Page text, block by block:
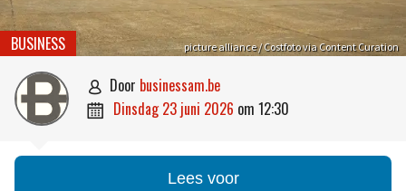
picture alliance / Costfoto via Content Curation
BUSINESS
 door businessam.be
 dinsdag 23 juni 2026 om 12:30
Lees voor